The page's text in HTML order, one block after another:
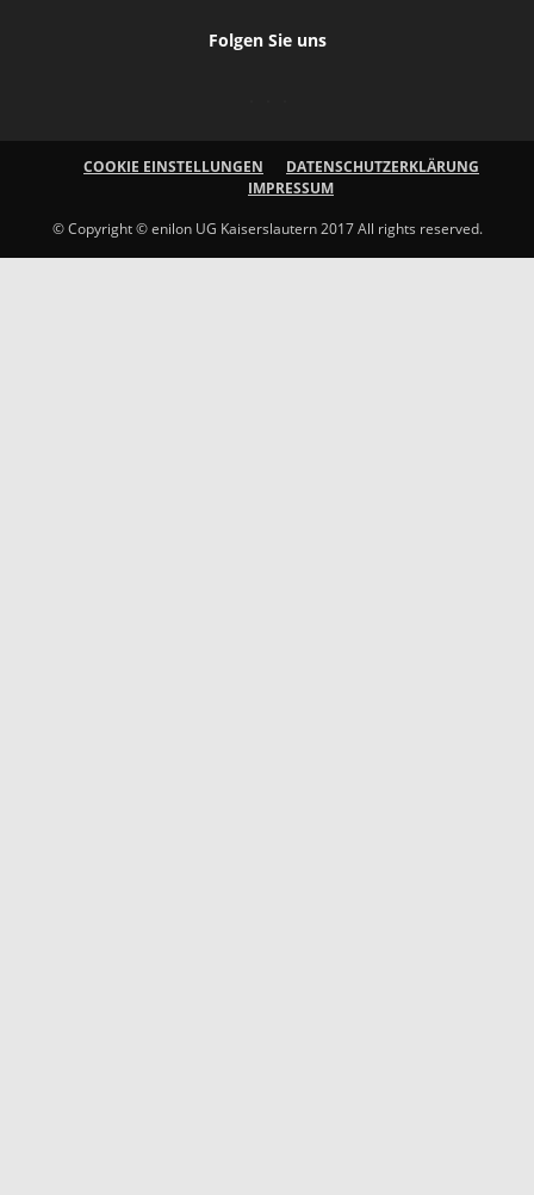
Folgen Sie uns
COOKIE EINSTELLUNGEN
DATENSCHUTZERKLÄRUNG
IMPRESSUM
© Copyright © enilon UG Kaiserslautern 2017 All rights reserved.